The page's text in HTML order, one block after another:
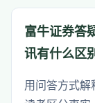
富牛证券答
讯有什么区
用问答方式解